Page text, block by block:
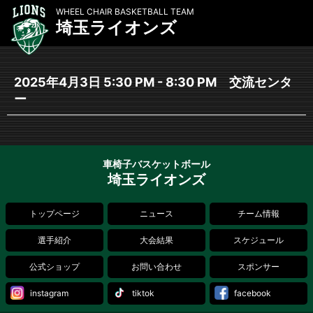
WHEEL CHAIR BASKETBALL TEAM
埼玉ライオンズ
2025年4月3日 5:30 PM - 8:30 PM 交流センタ
ー
車椅子バスケットボール
埼玉ライオンズ
トップページ ニュース チーム情報
選手紹介 大会結果 スケジュール
公式ショップ お問い合わせ スポンサー
instagram tiktok facebook